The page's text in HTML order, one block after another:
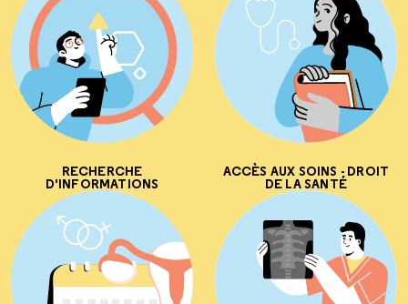
RECHERCHE
D'INFORMATIONS
ACCÈS AUX SOINS - DROIT
DE LA SANTÉ